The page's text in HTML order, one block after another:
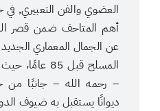
العضوي والفن التعبيري,
أهم المتاحف ضمن قصر
عن الجمال المعماري
المسلح قبل
– رحمه الله – جانبًا من
ديوانًا يستقبل به ضيوف